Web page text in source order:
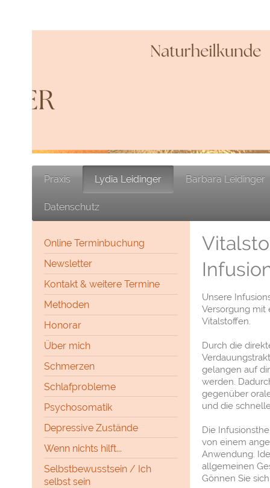
Praxis Lydia Leidinger Barbara Leidinger
Datenschutz
Unsere
Versorgung mit
Vitalstoffen.
Durch die
gelangen auf
werden.
gegenüber
und die
Die
von einem
Anwendung.
allgemeinen
Gönnen Sie
Online Terminbuchung
Newsletter
Kontakt & weitere Termine
Methoden
Honorar
Über mich
Schmerzen
Schlafprobleme
Psychosomatik
Depressive Zustände
Wenn nichts hilft...
Selbstbewusstsein / Ich
selbst sein